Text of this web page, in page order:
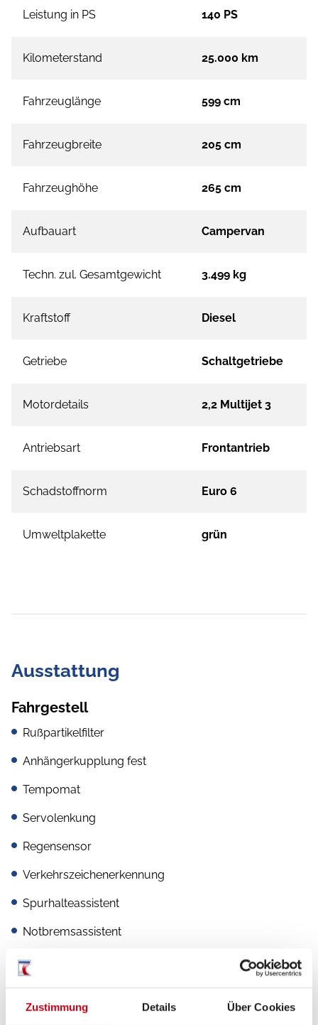
Zustimmung Details Über Cookies
Leistung in PS 140 PS
Kilometerstand 25.000 km
Fahrzeuglänge 599 cm
Fahrzeugbreite 205 cm
Fahrzeughöhe 265 cm
Aufbauart Campervan
Techn. zul. Gesamtgewicht 3.499 kg
Kraftstoff Diesel
Getriebe Schaltgetriebe
Motordetails 2,2 Multijet 3
Antriebsart Frontantrieb
Schadstoffnorm Euro 6
Umweltplakette grün
Ausstattung
Fahrgestell
Rußpartikelfilter
Anhängerkupplung fest
Tempomat
Servolenkung
Regensensor
Verkehrszeichenerkennung
Spurhalteassistent
Notbremsassistent
ESP
ABS
Allwetterreifen